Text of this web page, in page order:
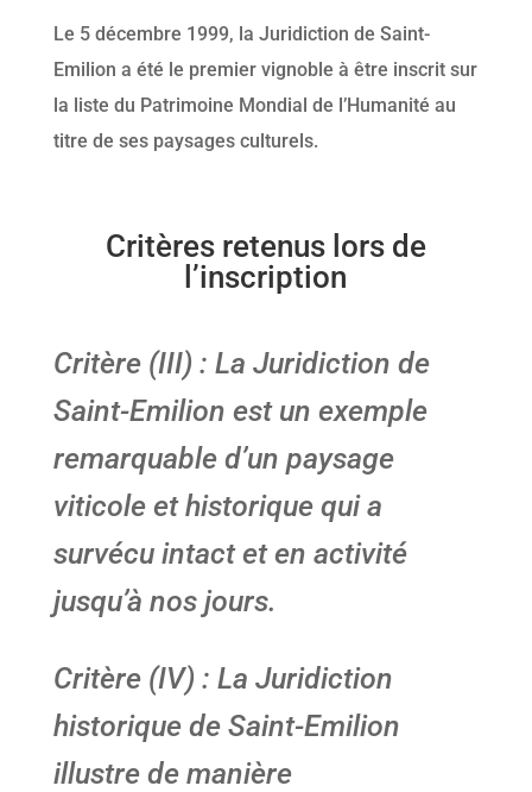
Le 5 décembre 1999, la Juridiction de Saint-
Emilion a été le premier vignoble à être inscrit sur
la liste du Patrimoine Mondial de l’Humanité au
titre de ses paysages culturels.
Critères retenus lors de
l’inscription
Critère (III) : La Juridiction de
Saint-Emilion est un exemple
remarquable d’un paysage
viticole et historique qui a
survécu intact et en activité
jusqu’à nos jours.
Critère (IV) : La Juridiction
historique de Saint-Emilion
illustre de manière